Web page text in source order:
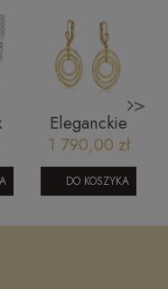
Eleganckie
złote kolczyki
wiszące
1905202348
1 790,00 zł
DO KOSZYKA
>